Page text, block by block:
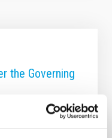
the Governing
presided, this
of the Governing